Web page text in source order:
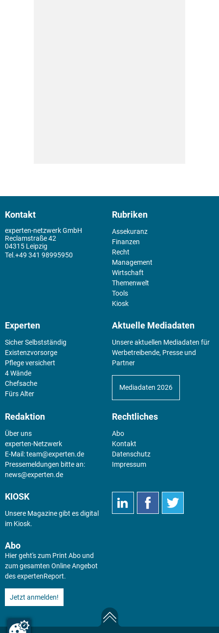
Kontakt
experten-netzwerk GmbH
Reclamstraße 42
04315 Leipzig
+49 341 98995950
Rubriken
Assekuranz
Finanzen
Recht
Management
Wirtschaft
Themenwelt
Tools
Kiosk
Experten
Sicher Selbstständig
Existenz­vorsorge
Pflege versichert
4 Wände
Chefsache
Fürs Alter
Aktuelle Mediadaten
Unsere aktuellen Mediadaten für
Werbetreibende, Presse und
Partner
Mediadaten 2026
Redaktion
Über uns
experten-Netzwerk
E-Mail:team@experten.de
Pressemeldungen bitte an:
news@experten.de
Rechtliches
Abo
Kontakt
Datenschutz
Impressum
KIOSK
Unsere Magazine gibt es digital
im Kiosk.
Abo
Hier geht's zum Print Abo und
zum gesamten Online Angebot
des expertenReport.
Jetzt anmelden!